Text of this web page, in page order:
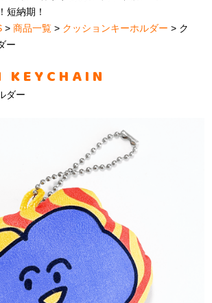
短納期！
>商品一覧 > クッションキーホルダー > ク
ー
KEYCHAIN
ダー